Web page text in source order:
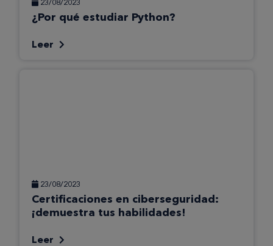
23/08/2023
¿Por qué estudiar Python?
Leer
23/08/2023
Certificaciones en ciberseguridad:
¡demuestra tus habilidades!
Leer